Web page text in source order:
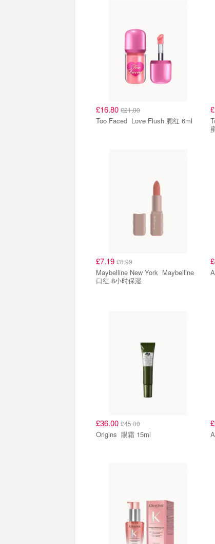
£16.80 £21.00
Too Faced Love Flush 腮红 6ml
£7.19 £8.99
Maybelline New York Maybelline
口红 8小时保湿
£36.00 £45.00
Origins 眼霜 15ml